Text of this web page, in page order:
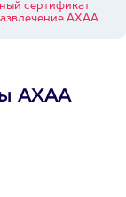
сертификат
АХАА
АХАА